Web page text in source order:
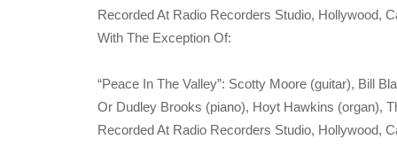
Recorded At Radio Recorders Studio, Hollywood,
With The Exception Of:
“Peace In The Valley”: Scotty Moore (guitar), Bill
Or Dudley Brooks (piano), Hoyt Hawkins (organ),
Recorded At Radio Recorders Studio, Hollywood,